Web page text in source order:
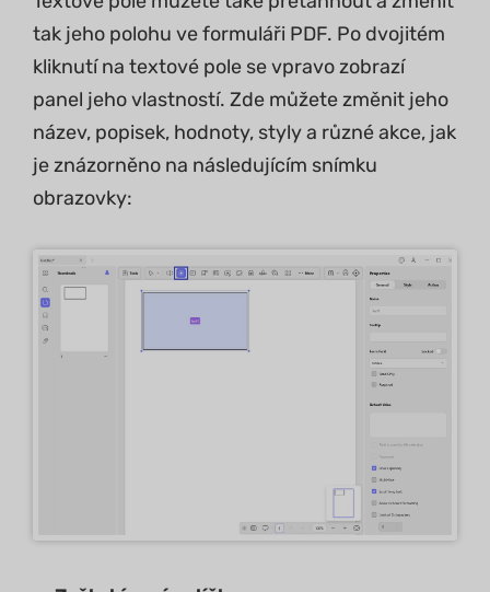
tak jeho polohu ve formuláři PDF. Po dvojitém
kliknutí na textové pole se vpravo zobrazí
panel jeho vlastností. Zde můžete změnit jeho
název, popisek, hodnoty, styly a různé akce, jak
je znázorněno na následujícím snímku
obrazovky: